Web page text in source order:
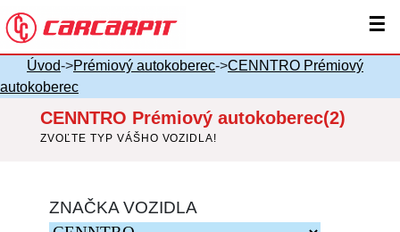
☰
Úvod->Prémiový autokoberec->CENNTRO Prémiový
autokoberec
CENNTRO Prémiový autokoberec(2)
ZVOĽTE TYP VÁŠHO VOZIDLA!
ZNAČKA VOZIDLA